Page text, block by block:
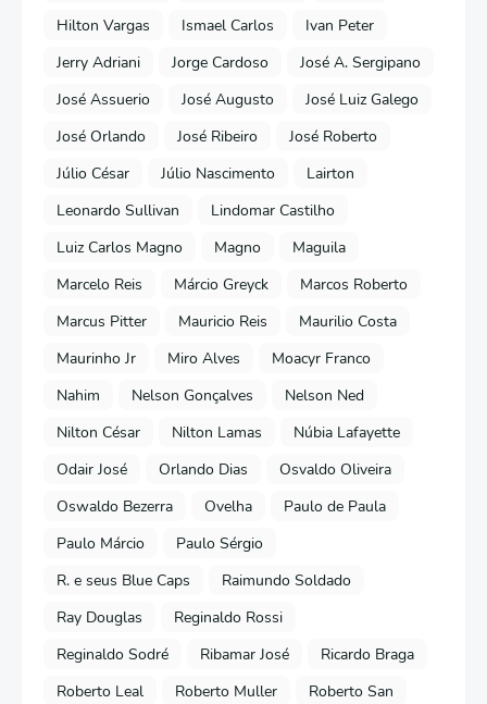
Hilton Vargas
Ismael Carlos
Ivan Peter
Jerry Adriani
Jorge Cardoso
José A. Sergipano
José Assuerio
José Augusto
José Luiz Galego
José Orlando
José Ribeiro
José Roberto
Júlio César
Júlio Nascimento
Lairton
Leonardo Sullivan
Lindomar Castilho
Luiz Carlos Magno
Magno
Maguila
Marcelo Reis
Márcio Greyck
Marcos Roberto
Marcus Pitter
Mauricio Reis
Maurilio Costa
Maurinho Jr
Miro Alves
Moacyr Franco
Nahim
Nelson Gonçalves
Nelson Ned
Nilton César
Nilton Lamas
Núbia Lafayette
Odair José
Orlando Dias
Osvaldo Oliveira
Oswaldo Bezerra
Ovelha
Paulo de Paula
Paulo Márcio
Paulo Sérgio
R. e seus Blue Caps
Raimundo Soldado
Ray Douglas
Reginaldo Rossi
Reginaldo Sodré
Ribamar José
Ricardo Braga
Roberto Leal
Roberto Muller
Roberto San